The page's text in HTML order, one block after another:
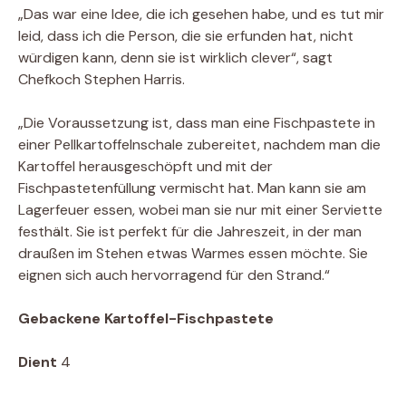
„Das war eine Idee, die ich gesehen habe, und es tut mir
leid, dass ich die Person, die sie erfunden hat, nicht
würdigen kann, denn sie ist wirklich clever“, sagt
Chefkoch Stephen Harris.
„Die Voraussetzung ist, dass man eine Fischpastete in
einer Pellkartoffelnschale zubereitet, nachdem man die
Kartoffel herausgeschöpft und mit der
Fischpastetenfüllung vermischt hat. Man kann sie am
Lagerfeuer essen, wobei man sie nur mit einer Serviette
festhält. Sie ist perfekt für die Jahreszeit, in der man
draußen im Stehen etwas Warmes essen möchte. Sie
eignen sich auch hervorragend für den Strand.“
Gebackene Kartoffel-Fischpastete
Dient 4